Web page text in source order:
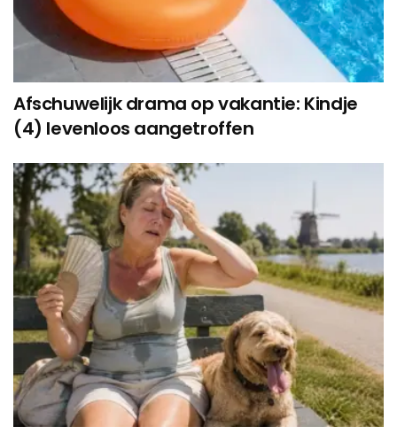
Afschuwelijk drama op vakantie: Kindje
(4) levenloos aangetroffen